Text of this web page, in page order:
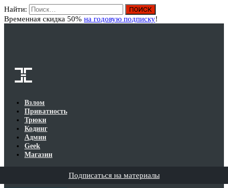
Найти:
Временная скидка 50% на годовую подписку!
Взлом
Приватность
Трюки
Кодинг
Админ
Geek
Магазин
Подписаться на материалы